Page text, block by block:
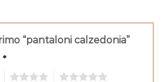
“pantaloni calzedonia”
*